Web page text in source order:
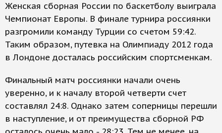
Женская сборная России по баскетболу выиграла
Чемпионат Европы. В финале турнира россиянки
разгромили команду Турции со счетом 59:42.
Таким образом, путевка на Олимпиаду 2012 года
в Лондоне досталась российским спортсменкам.
Финальный матч россиянки начали очень
уверенно, и к началу второй четверти счет
составлял 24:8. Однако затем соперницы перешли
в наступление, и от преимущества сборной РФ